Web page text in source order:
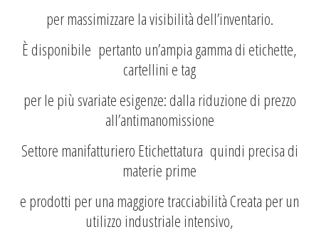
per massimizzare la visibilità dell’inventario.
È disponibile pertanto un’ampia gamma di etichette,
cartellini e tag
per le più svariate esigenze: dalla riduzione di prezzo
all’antimanomissione
Settore manifatturiero Etichettatura quindi precisa di
materie prime
e prodotti per una maggiore tracciabilità Creata per un
utilizzo industriale intensivo,